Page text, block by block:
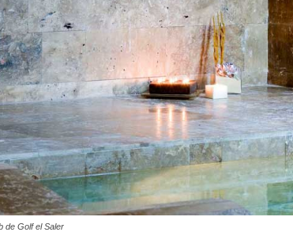
de Golf el Saler